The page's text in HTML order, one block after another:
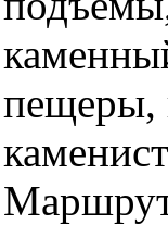
пещеры,